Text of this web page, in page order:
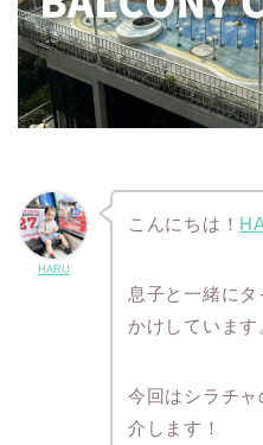
HARU
こんにちは！
息子と一緒に
かけしています
今回はシラチ
介します！